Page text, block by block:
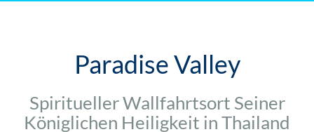
Paradise Valley
Spiritueller Wallfahrtsort Seiner
Königlichen Heiligkeit in Thailand